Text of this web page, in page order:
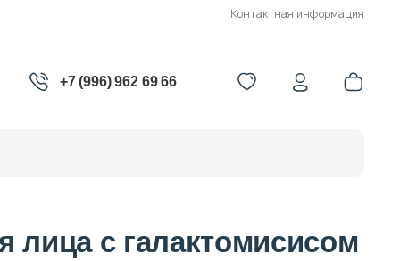
Контактная информация
+7 (996) 962 69 66
лица с галактомисисом